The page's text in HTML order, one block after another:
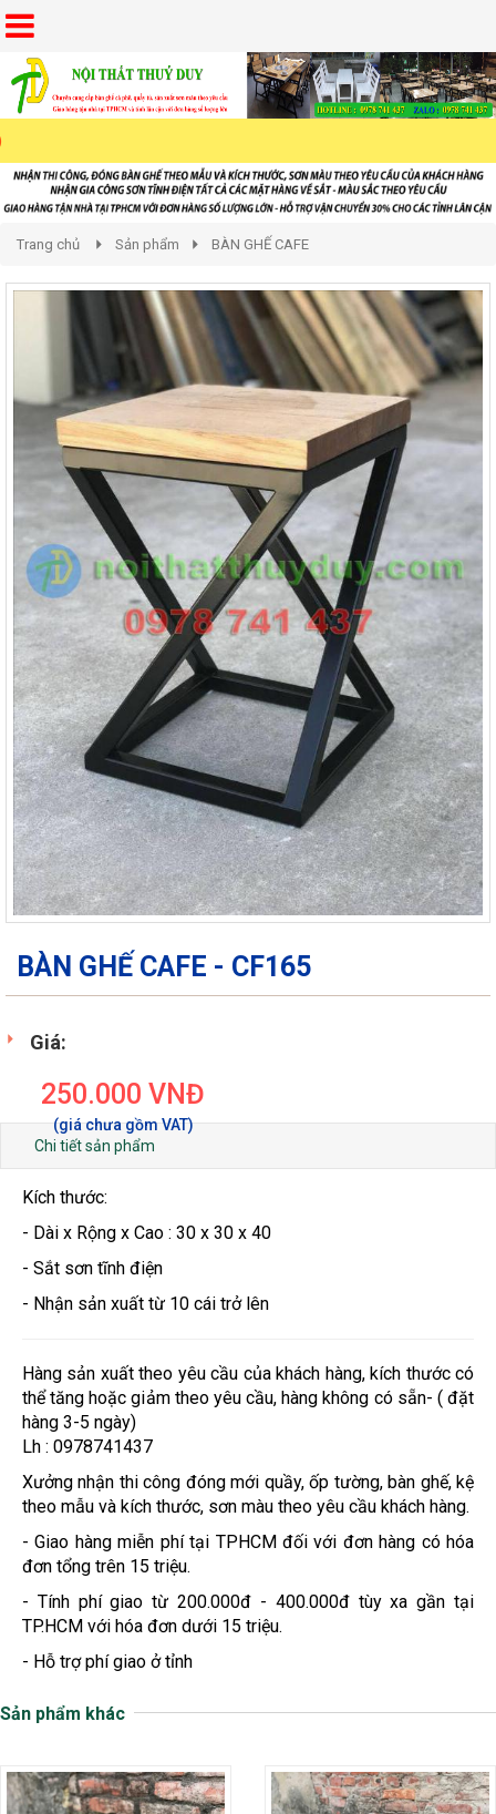
Trang chủ Sản phẩm BÀN GHẾ CAFE
BÀN GHẾ CAFE - CF165
Giá:
250.000 VNĐ
Chi tiết sản phẩm
Kích thước:
- Dài x Rộng x Cao : 30 x 30 x 40
- Sắt sơn tĩnh điện
- Nhận sản xuất từ 10 cái trở lên
Hàng sản xuất theo yêu cầu của khách hàng, kích thước có
thể tăng hoặc giảm theo yêu cầu, hàng không có sẵn- ( đặt
hàng 3-5 ngày)
Lh : 0978741437
Xưởng nhận thi công đóng mới quầy, ốp tường, bàn ghế, kệ
theo mẫu và kích thước, sơn màu theo yêu cầu khách hàng.
- Giao hàng miễn phí tại TPHCM đối với đơn hàng có hóa
đơn tổng trên 15 triệu.
- Tính phí giao từ 200.000đ - 400.000đ tùy xa gần tại
TP.HCM với hóa đơn dưới 15 triệu.
- Hỗ trợ phí giao ở tỉnh
Sản phẩm khác